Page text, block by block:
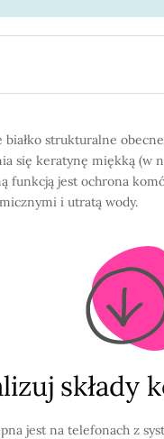
strukturalne
się keratynę miękką (w
funkcją jest ochrona
i utratą wody.
składy
jest na telefonach z